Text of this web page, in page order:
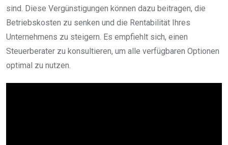
sind. Diese Vergünstigungen können dazu beitragen, die
Betriebskosten zu senken und die Rentabilität Ihres
Unternehmens zu steigern. Es empfiehlt sich, einen
Steuerberater zu konsultieren, um alle verfügbaren Optionen
optimal zu nutzen.